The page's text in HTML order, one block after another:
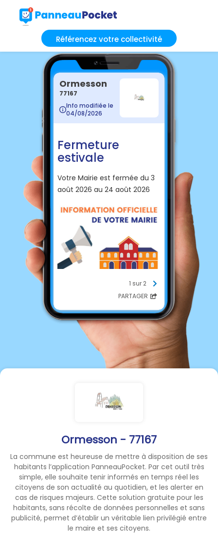
Référencez votre collectivité
Ormesson - 77167
La commune est heureuse de mettre à disposition de ses
habitants l’application PanneauPocket. Par cet outil très
simple, elle souhaite tenir informés en temps réel les
citoyens de son actualité au quotidien, et les alerter en
cas de risques majeurs. Cette solution gratuite pour les
habitants, sans récolte de données personnelles et sans
publicité, permet d’établir un véritable lien privilégié entre
le maire et ses citoyens.
Ormesson
77167
Info modifiée le
04/08/2026
Fermeture
estivale
Votre Mairie est fermée du 3
août 2026 au 24 août 2026
1 sur 2
PARTAGER